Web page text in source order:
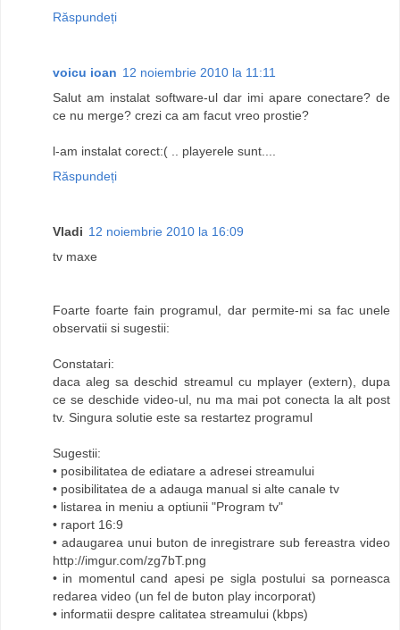
Răspundeți
voicu ioan 12 noiembrie 2010 la 11:11
Salut am instalat software-ul dar imi apare conectare? de
ce nu merge? crezi ca am facut vreo prostie?
l-am instalat corect:( .. playerele sunt....
Răspundeți
Vladi 12 noiembrie 2010 la 16:09
tv maxe
Foarte foarte fain programul, dar permite-mi sa fac unele
observatii si sugestii:
Constatari:
daca aleg sa deschid streamul cu mplayer (extern), dupa
ce se deschide video-ul, nu ma mai pot conecta la alt post
tv. Singura solutie este sa restartez programul
Sugestii:
• posibilitatea de ediatare a adresei streamului
• posibilitatea de a adauga manual si alte canale tv
• listarea in meniu a optiunii "Program tv"
• raport 16:9
• adaugarea unui buton de inregistrare sub fereastra video
http://imgur.com/zg7bT.png
• in momentul cand apesi pe sigla postului sa porneasca
redarea video (un fel de buton play incorporat)
• informatii despre calitatea streamului (kbps)